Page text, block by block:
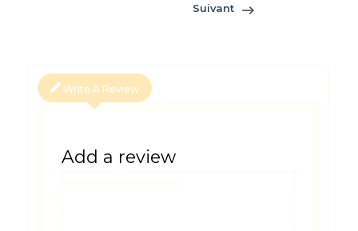
Suivant
Write A Review
Add a review